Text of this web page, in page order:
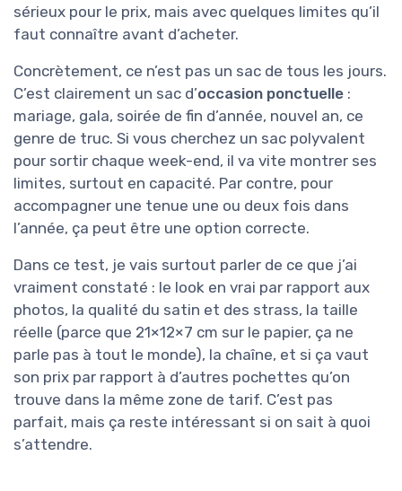
sérieux pour le prix, mais avec quelques limites qu’il
faut connaître avant d’acheter.
Concrètement, ce n’est pas un sac de tous les jours.
C’est clairement un sac d’occasion ponctuelle :
mariage, gala, soirée de fin d’année, nouvel an, ce
genre de truc. Si vous cherchez un sac polyvalent
pour sortir chaque week-end, il va vite montrer ses
limites, surtout en capacité. Par contre, pour
accompagner une tenue une ou deux fois dans
l’année, ça peut être une option correcte.
Dans ce test, je vais surtout parler de ce que j’ai
vraiment constaté : le look en vrai par rapport aux
photos, la qualité du satin et des strass, la taille
réelle (parce que 21×12×7 cm sur le papier, ça ne
parle pas à tout le monde), la chaîne, et si ça vaut
son prix par rapport à d’autres pochettes qu’on
trouve dans la même zone de tarif. C’est pas
parfait, mais ça reste intéressant si on sait à quoi
s’attendre.